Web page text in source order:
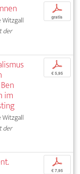
Witzgall
der
p
gratis
im
Witzgall
der
p
€ 5,95
p
€ 7,95